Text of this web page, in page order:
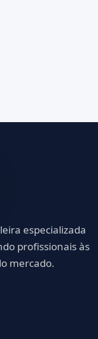
especializada
profissionais às
mercado.